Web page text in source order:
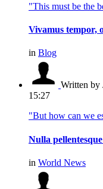
"This must be the
Vivamus tempor,
in Blog
Written by
15:27
"But how can we
Nulla
in World News